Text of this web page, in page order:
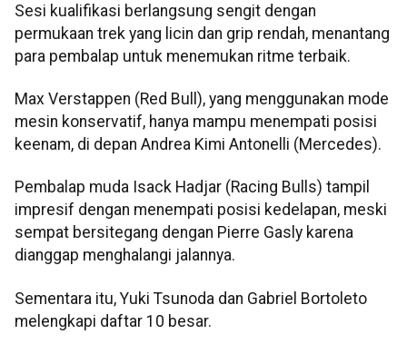
Sesi kualifikasi berlangsung sengit dengan
permukaan trek yang licin dan grip rendah, menantang
para pembalap untuk menemukan ritme terbaik.
Max Verstappen (Red Bull), yang menggunakan mode
mesin konservatif, hanya mampu menempati posisi
keenam, di depan Andrea Kimi Antonelli (Mercedes).
Pembalap muda Isack Hadjar (Racing Bulls) tampil
impresif dengan menempati posisi kedelapan, meski
sempat bersitegang dengan Pierre Gasly karena
dianggap menghalangi jalannya.
Sementara itu, Yuki Tsunoda dan Gabriel Bortoleto
melengkapi daftar 10 besar.